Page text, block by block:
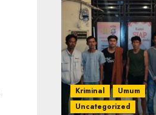
Kriminal
Umum
Uncategorized